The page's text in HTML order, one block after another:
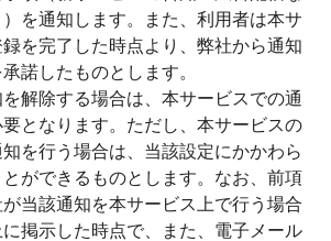
を通知します。また、利用者は本サ
を完了した時点より、弊社から通知
諾したものとします。
解除する場合は、本サービスでの通
となります。ただし、本サービスの
を行う場合は、当該設定にかかわら
ができるものとします。なお、前項
当該通知を本サービス上で行う場合
掲示した時点で、また、電子メール